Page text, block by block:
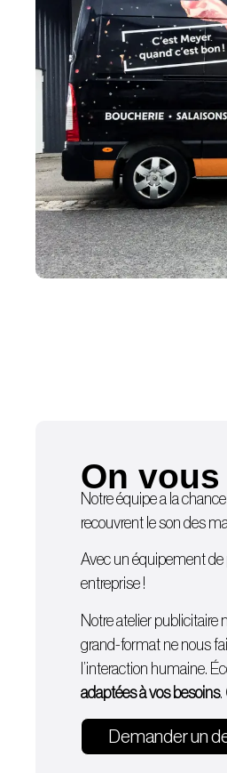
On
Notre équipe a la
recouvrent le son des
Avec un équipement de
entreprise !
Notre atelier publicitaire
grand-format ne nous
l’interaction humaine.
adaptées à vos besoins.
Demander un